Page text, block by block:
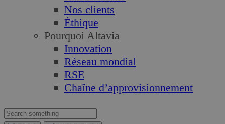
Nos clients
Éthique
Pourquoi Altavia
Innovation
Réseau mondial
RSE
Chaîne d’approvisionnement